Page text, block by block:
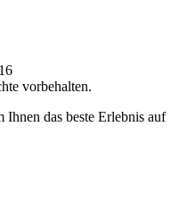
16
vorbehalten.
Ihnen das beste Erlebnis auf